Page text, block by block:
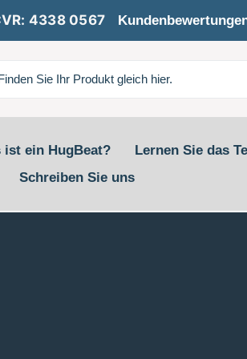
4338 0567
ist ein HugBeat?
Lernen Sie das
Schreiben Sie uns